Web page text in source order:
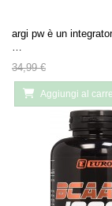
argi pw è un
…
34,99 €
Aggiungi al